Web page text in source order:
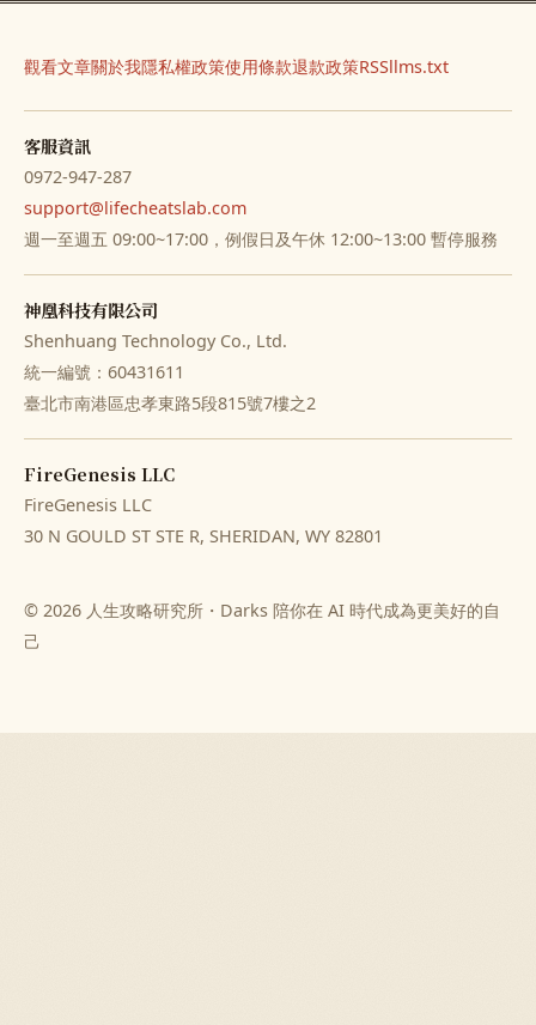
觀看文章關於我隱私權政策使用條款退款政策RSSllms.txt
客服資訊
0972-947-287
support@lifecheatslab.com
週一至週五 09:00~17:00，例假日及午休 12:00~13:00 暫停服務
神凰科技有限公司
Shenhuang Technology Co., Ltd.
統一編號：60431611
臺北市南港區忠孝東路5段815號7樓之2
FireGenesis LLC
FireGenesis LLC
30 N GOULD ST STE R, SHERIDAN, WY 82801
© 2026 人生攻略研究所・Darks 陪你在 AI 時代成為更美好的自
己